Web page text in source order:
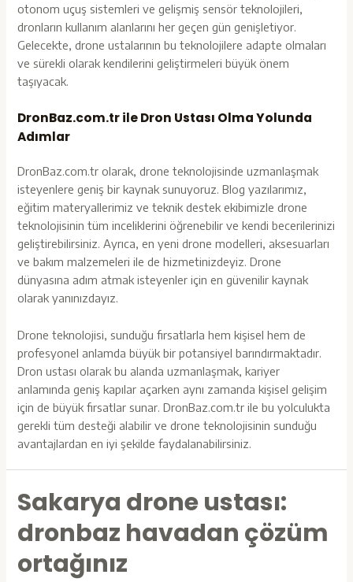
otonom uçuş sistemleri ve gelişmiş sensör teknolojileri,
dronların kullanım alanlarını her geçen gün genişletiyor.
Gelecekte, drone ustalarının bu teknolojilere adapte olmaları
ve sürekli olarak kendilerini geliştirmeleri büyük önem
taşıyacak.
DronBaz.com.tr ile Dron Ustası Olma Yolunda
Adımlar
DronBaz.com.tr olarak, drone teknolojisinde uzmanlaşmak
isteyenlere geniş bir kaynak sunuyoruz. Blog yazılarımız,
eğitim materyallerimiz ve teknik destek ekibimizle drone
teknolojisinin tüm inceliklerini öğrenebilir ve kendi becerilerinizi
geliştirebilirsiniz. Ayrıca, en yeni drone modelleri, aksesuarları
ve bakım malzemeleri ile de hizmetinizdeyiz. Drone
dünyasına adım atmak isteyenler için en güvenilir kaynak
olarak yanınızdayız.
Drone teknolojisi, sunduğu fırsatlarla hem kişisel hem de
profesyonel anlamda büyük bir potansiyel barındırmaktadır.
Dron ustası olarak bu alanda uzmanlaşmak, kariyer
anlamında geniş kapılar açarken aynı zamanda kişisel gelişim
için de büyük fırsatlar sunar.DronBaz.com.tr ile bu yolculukta
gerekli tüm desteği alabilir ve drone teknolojisinin sunduğu
avantajlardan en iyi şekilde faydalanabilirsiniz.
Sakarya drone ustası:
dronbaz havadan çözüm
ortağınız